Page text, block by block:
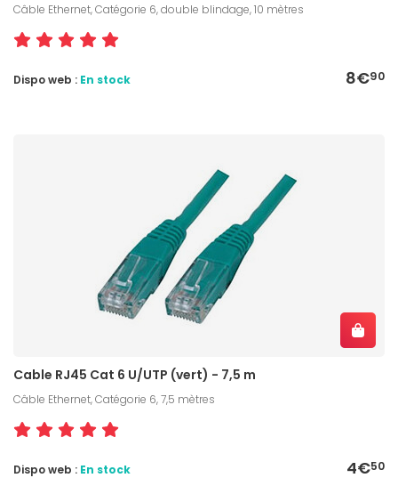
Câble Ethernet, Catégorie 6, double blindage, 10 mètres
8€90
Dispo web : En stock
Cable RJ45 Cat 6 U/UTP (vert) - 7,5 m
Câble Ethernet, Catégorie 6, 7,5 mètres
4€50
Dispo web : En stock